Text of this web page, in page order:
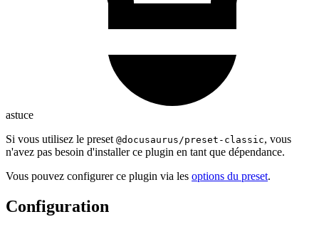
astuce
Si vous utilisez le preset @docusaurus/preset-classic, vous
n'avez pas besoin d'installer ce plugin en tant que dépendance.
Vous pouvez configurer ce plugin via les options du preset.
Configuration